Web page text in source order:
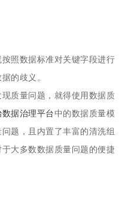
照数据标准对关键字段进行
的歧义。
质量问题，就得使用数据质
数据治理平台中的数据质量模
题，且内置了丰富的清洗组
大多数数据质量问题的便捷